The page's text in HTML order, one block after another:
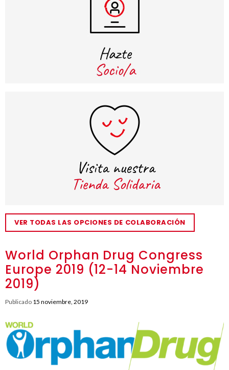
World Orphan Drug Congress
Europe 2019 (12-14 Noviembre
2019)
Publicado 15 noviembre, 2019
VER TODAS LAS OPCIONES DE COLABORACIÓN